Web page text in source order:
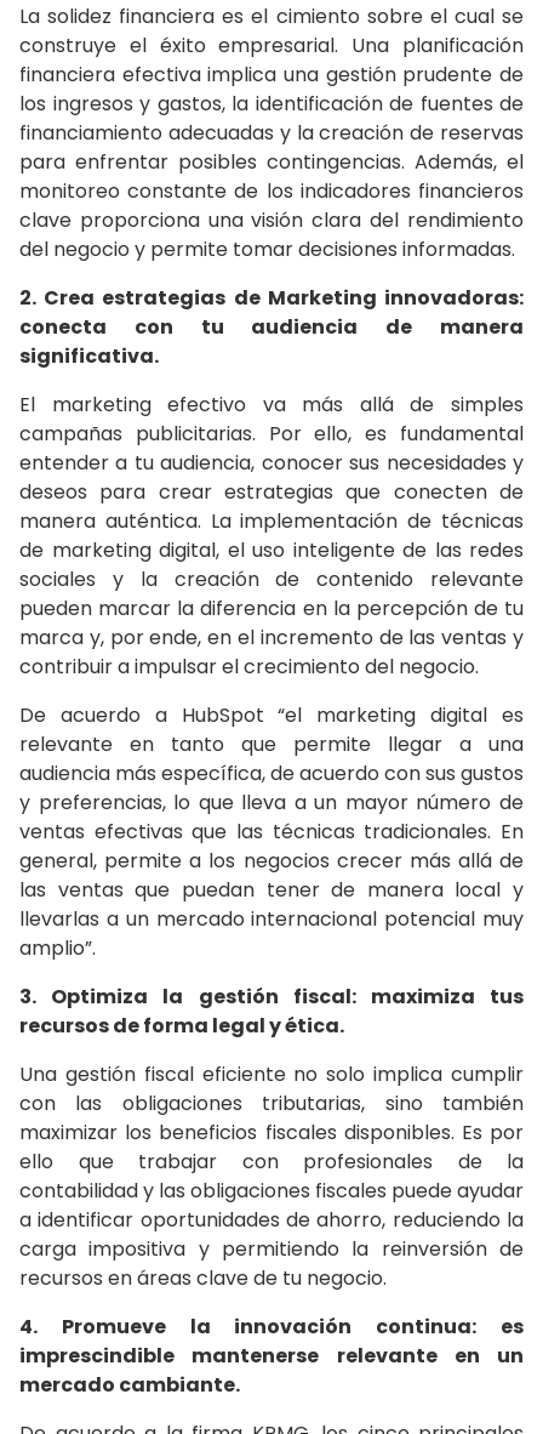
La solidez financiera es el cimiento sobre el cual se
construye el éxito empresarial. Una planificación
financiera efectiva implica una gestión prudente de
los ingresos y gastos, la identificación de fuentes de
financiamiento adecuadas y la creación de reservas
para enfrentar posibles contingencias. Además, el
monitoreo constante de los indicadores financieros
clave proporciona una visión clara del rendimiento
del negocio y permite tomar decisiones informadas.
2. Crea estrategias de Marketing innovadoras:
conecta con tu audiencia de manera
significativa.
El marketing efectivo va más allá de simples
campañas publicitarias. Por ello, es fundamental
entender a tu audiencia, conocer sus necesidades y
deseos para crear estrategias que conecten de
manera auténtica. La implementación de técnicas
de marketing digital, el uso inteligente de las redes
sociales y la creación de contenido relevante
pueden marcar la diferencia en la percepción de tu
marca y, por ende, en el incremento de las ventas y
contribuir a impulsar el crecimiento del negocio.
De acuerdo a HubSpot “el marketing digital es
relevante en tanto que permite llegar a una
audiencia más específica, de acuerdo con sus gustos
y preferencias, lo que lleva a un mayor número de
ventas efectivas que las técnicas tradicionales. En
general, permite a los negocios crecer más allá de
las ventas que puedan tener de manera local y
llevarlas a un mercado internacional potencial muy
amplio”.
3. Optimiza la gestión fiscal: maximiza tus
recursos de forma legal y ética.
Una gestión fiscal eficiente no solo implica cumplir
con las obligaciones tributarias, sino también
maximizar los beneficios fiscales disponibles. Es por
ello que trabajar con profesionales de la
contabilidad y las obligaciones fiscales puede ayudar
a identificar oportunidades de ahorro, reduciendo la
carga impositiva y permitiendo la reinversión de
recursos en áreas clave de tu negocio.
4. Promueve la innovación continua: es
imprescindible mantenerse relevante en un
mercado cambiante.